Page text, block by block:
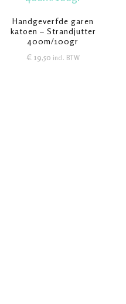
Handgeverfde garen
katoen – Strandjutter
400m/100gr
€ 19,50 incl. BTW